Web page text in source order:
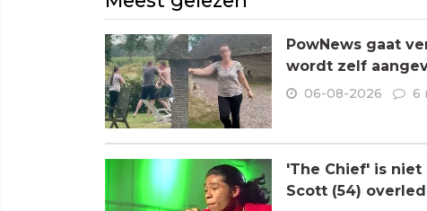
PowNews gaat
wordt zelf
06-08-2026 6
'The Chief' is
Scott (54)